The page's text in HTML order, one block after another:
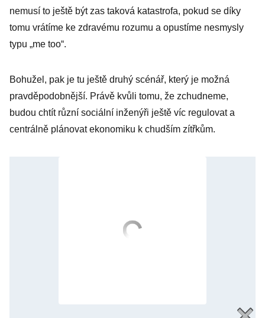
nemusí to ještě být zas taková katastrofa, pokud se díky
tomu vrátíme ke zdravému rozumu a opustíme nesmysly
typu „me too“.
Bohužel, pak je tu ještě druhý scénář, který je možná
pravděpodobnější. Právě kvůli tomu, že zchudneme,
budou chtít různí sociální inženýři ještě víc regulovat a
centrálně plánovat ekonomiku k chudším zítřkům.